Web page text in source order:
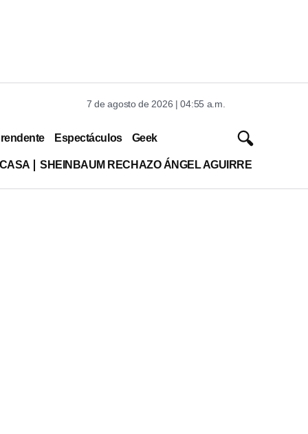
7 de agosto de 2026 | 04:55 a.m.
Espectáculos Geek
SHEINBAUM RECHAZO ÁNGEL AGUIRRE